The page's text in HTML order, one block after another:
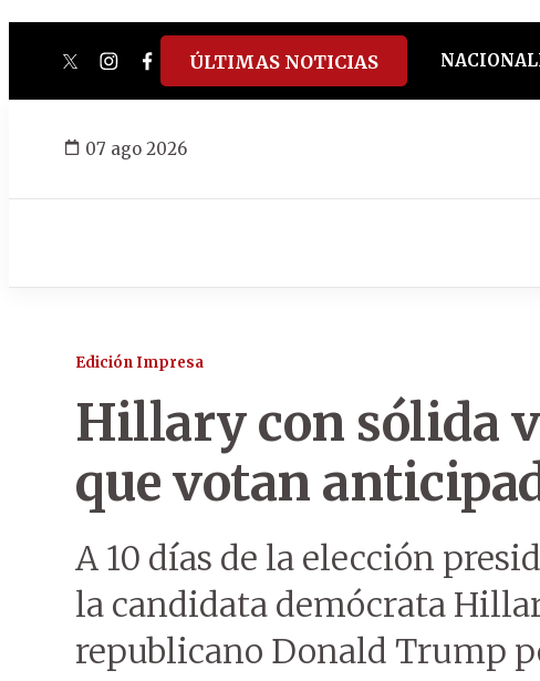
twitterinstagram
facebook
tiktokyoutube
spotify
ÚLTIMAS NOTICIAS
07 ago 2026
Edición Impresa
Hillary con sólida
que votan
A 10 días de la elección
la candidata demócrata
republicano Donald Trump